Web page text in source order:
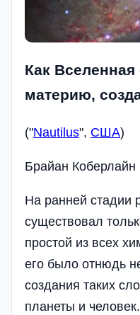
Как Вселенная
материю,
("Nautilus", США)
Брайан Коберлайн
На ранней стадии
существовал
простой из всех
его было отнюдь
создания таких
планеты и